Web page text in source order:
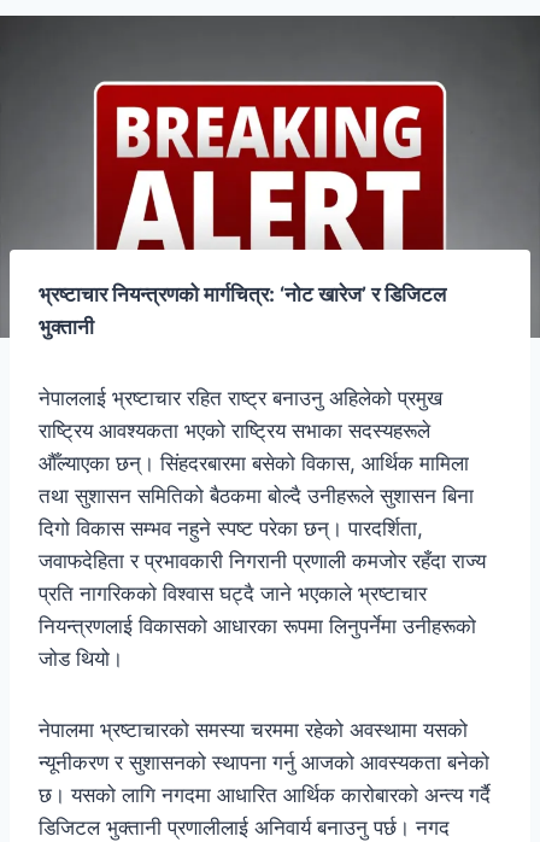
भ्रष्टाचार नियन्त्रणको मार्गचित्र: ‘नोट खारेज’र डिजिटल
भुक्तानी
नेपाललाई भ्रष्टाचार रहित राष्ट्र बनाउनु अहिलेको प्रमुख
राष्ट्रिय आवश्यकता भएको राष्ट्रिय सभाका सदस्यहरूले
औँल्याएका छन्। सिंहदरबारमा बसेको विकास, आर्थिक मामिला
तथा सुशासन समितिको बैठकमा बोल्दै उनीहरूले सुशासन बिना
दिगो विकास सम्भव नहुने स्पष्ट परेका छन्। पारदर्शिता,
जवाफदेहिता र प्रभावकारी निगरानी प्रणाली कमजोर रहँदा राज्य
प्रति नागरिकको विश्वास घट्दै जाने भएकाले भ्रष्टाचार
नियन्त्रणलाई विकासको आधारका रूपमा लिनुपर्नेमा उनीहरूको
जोड थियो।
नेपालमा भ्रष्टाचारको समस्या चरममा रहेको अवस्थामा यसको
न्यूनीकरण र सुशासनको स्थापना गर्नु आजको आवस्यकता बनेको
छ। यसको लागि नगदमा आधारित आर्थिक कारोबारको अन्त्य गर्दै
डिजिटल भुक्तानी प्रणालीलाई अनिवार्य बनाउनु पर्छ। नगद